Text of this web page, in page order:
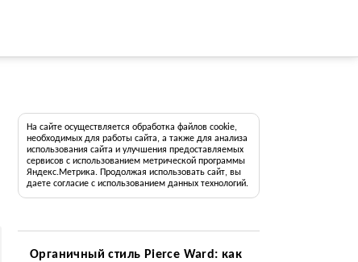
На сайте осуществляется обработка файлов cookie,
необходимых для работы сайта, а также для анализа
использования сайта и улучшения предоставляемых
сервисов с использованием метрической программы
Яндекс.Метрика. Продолжая использовать сайт, вы
даете согласие с использованием данных технологий.
Органичный стиль Pierce Ward: как